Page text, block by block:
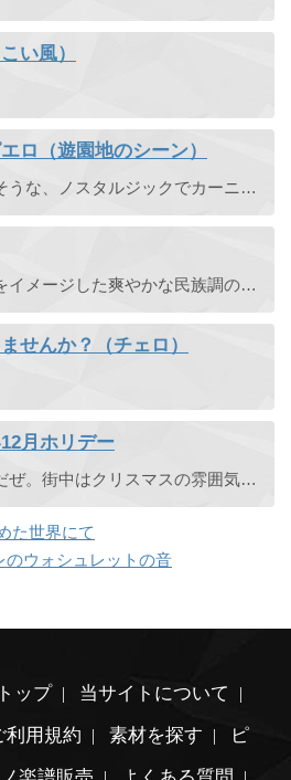
い風）
ロ（遊園地のシーン）
遊園地のシーンで流れそうな、ノスタルジックでカーニバルな雰囲気を醸すBGM素材です。メロディーはアコーディオンとSAXの掛け合いになっています。
熱帯林の中の木漏れ日をイメージした爽やかな民族調の曲です。アコースティックギターの伴奏とパンフルートのメロディが特長です。最近までパンフルートがフルートの一種だと思っていましたが、フルートとは似ても似 ...
せんか？（チェロ）
月ホリデー
クリスマスだけど仕事だぜ。街中はクリスマスの雰囲気を醸し、楽しむ人々はたくさんいる。しかし年末の予定も何もない。関係のない12月ホリデー。
た世界にて
のウォシュレットの音
トップ
当サイトについて
利用規約
素材を探す
ピ